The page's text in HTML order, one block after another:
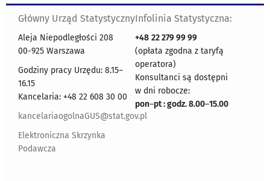
Główny Urząd Statystyczny
Aleja Niepodległości 208
00-925 Warszawa
Godziny pracy Urzędu: 8.15–
16.15
Kancelaria: +48 22 608 30 00
kancelariaogolnaGUS@stat.gov.pl
Elektroniczna Skrzynka
Podawcza
Infolinia Statystyczna:
+48 22 279 99 99
(opłata zgodna z taryfą
operatora)
Konsultanci są dostępni
w dni robocze:
pon–pt : godz. 8.00–15.00